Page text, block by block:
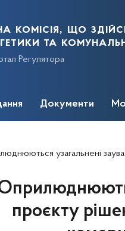
комісія, що
та
Регулятора
Документи
зауваження і пропозиції до проєкту рішення щодо затвердження Змін до Кодексу комерційного
проєкту